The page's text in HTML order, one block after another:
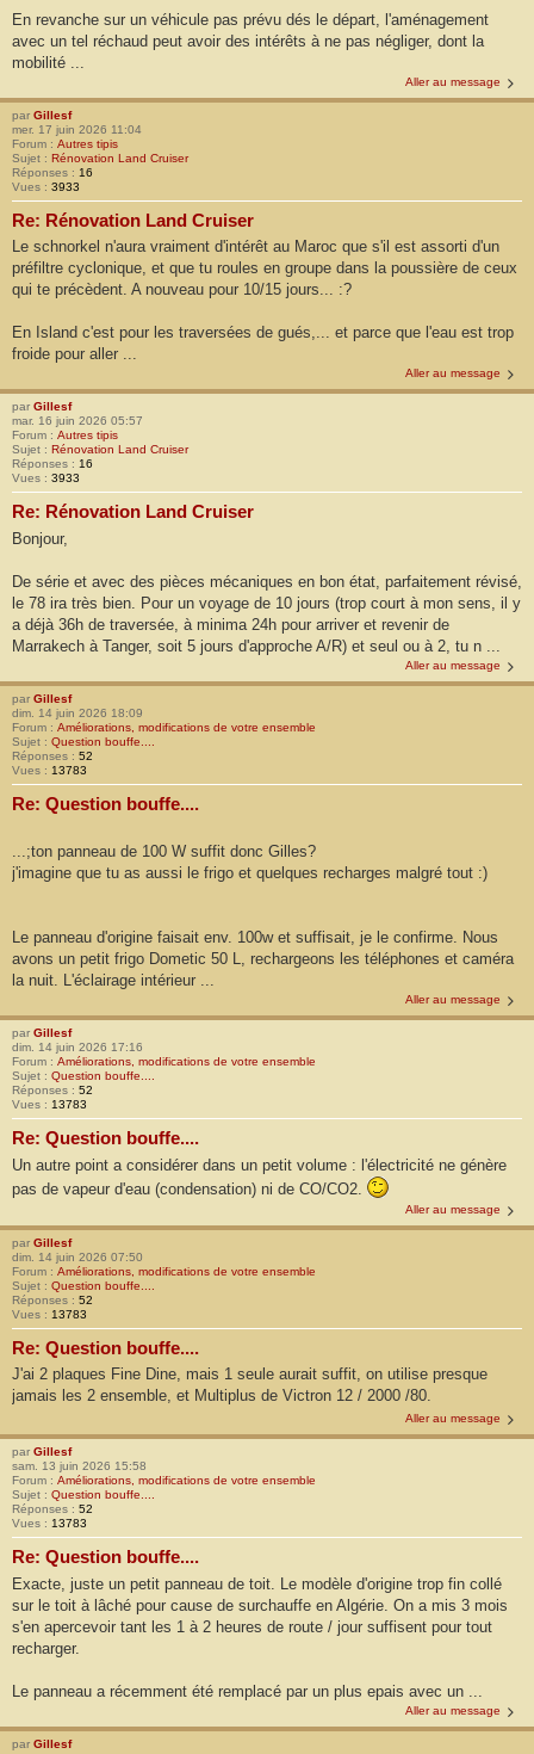
En revanche sur un véhicule pas prévu dés le départ, l'aménagement
avec un tel réchaud peut avoir des intérêts à ne pas négliger, dont la
mobilité ...
Aller au message
par Gillesf
mer. 17 juin 2026 11:04
Forum : Autres tipis
Sujet : Rénovation Land Cruiser
Réponses : 16
Vues : 3933
Re: Rénovation Land Cruiser
Le schnorkel n'aura vraiment d'intérêt au Maroc que s'il est assorti d'un
préfiltre cyclonique, et que tu roules en groupe dans la poussière de ceux
qui te précèdent. A nouveau pour 10/15 jours... :?
En Island c'est pour les traversées de gués,... et parce que l'eau est trop
froide pour aller ...
Aller au message
par Gillesf
mar. 16 juin 2026 05:57
Forum : Autres tipis
Sujet : Rénovation Land Cruiser
Réponses : 16
Vues : 3933
Re: Rénovation Land Cruiser
Bonjour,
De série et avec des pièces mécaniques en bon état, parfaitement révisé,
le 78 ira très bien. Pour un voyage de 10 jours (trop court à mon sens, il y
a déjà 36h de traversée, à minima 24h pour arriver et revenir de
Marrakech à Tanger, soit 5 jours d'approche A/R) et seul ou à 2, tu n ...
Aller au message
par Gillesf
dim. 14 juin 2026 18:09
Forum : Améliorations, modifications de votre ensemble
Sujet : Question bouffe....
Réponses : 52
Vues : 13783
Re: Question bouffe....
...;ton panneau de 100 W suffit donc Gilles?
j'imagine que tu as aussi le frigo et quelques recharges malgré tout :)
Le panneau d'origine faisait env. 100w et suffisait, je le confirme. Nous
avons un petit frigo Dometic 50 L, rechargeons les téléphones et caméra
la nuit. L'éclairage intérieur ...
Aller au message
par Gillesf
dim. 14 juin 2026 17:16
Forum : Améliorations, modifications de votre ensemble
Sujet : Question bouffe....
Réponses : 52
Vues : 13783
Re: Question bouffe....
Un autre point a considérer dans un petit volume : l'électricité ne génère
pas de vapeur d'eau (condensation) ni de CO/CO2.
Aller au message
par Gillesf
dim. 14 juin 2026 07:50
Forum : Améliorations, modifications de votre ensemble
Sujet : Question bouffe....
Réponses : 52
Vues : 13783
Re: Question bouffe....
J'ai 2 plaques Fine Dine, mais 1 seule aurait suffit, on utilise presque
jamais les 2 ensemble, et Multiplus de Victron 12 / 2000 /80.
Aller au message
par Gillesf
sam. 13 juin 2026 15:58
Forum : Améliorations, modifications de votre ensemble
Sujet : Question bouffe....
Réponses : 52
Vues : 13783
Re: Question bouffe....
Exacte, juste un petit panneau de toit. Le modèle d'origine trop fin collé
sur le toit à lâché pour cause de surchauffe en Algérie. On a mis 3 mois
s'en apercevoir tant les 1 à 2 heures de route / jour suffisent pour tout
recharger.
Le panneau a récemment été remplacé par un plus epais avec un ...
Aller au message
par Gillesf